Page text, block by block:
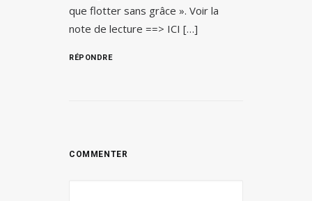
que flotter sans grâce ». Voir la
note de lecture ==> ICI […]
RÉPONDRE